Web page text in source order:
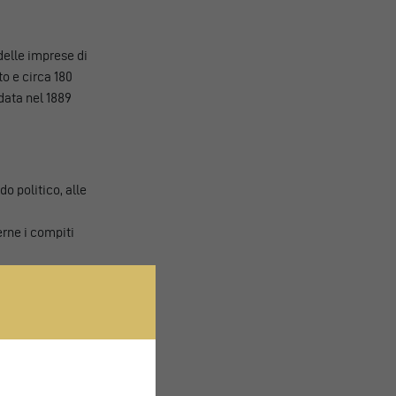
imprese di
e circa 180
nel 1889
politico, alle
i compiti